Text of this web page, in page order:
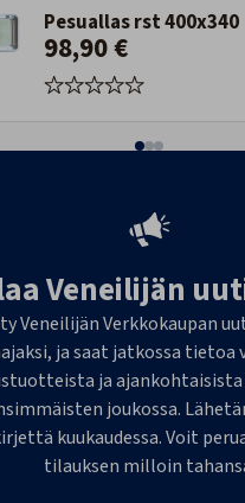
Pesuallas rst 400x340
98,90 €
Veneilijän
Veneilijän Verkkokaupan
ja saat jatkossa tietoa
ja
joukossa.
kuukaudessa. Voit
tilauksen milloin